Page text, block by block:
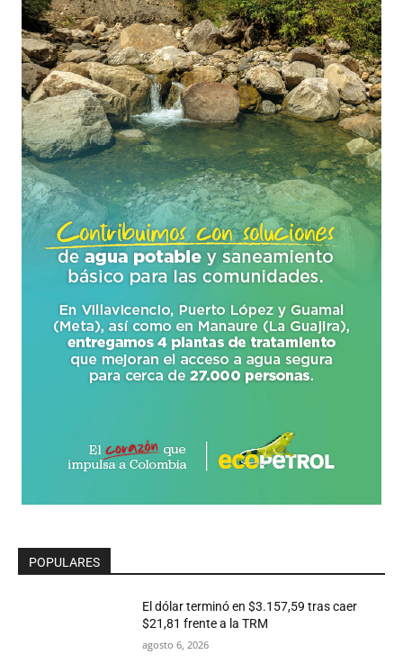
POPULARES
El dólar terminó en $3.157,59 tras caer
$21,81 frente a la TRM
agosto 6, 2026